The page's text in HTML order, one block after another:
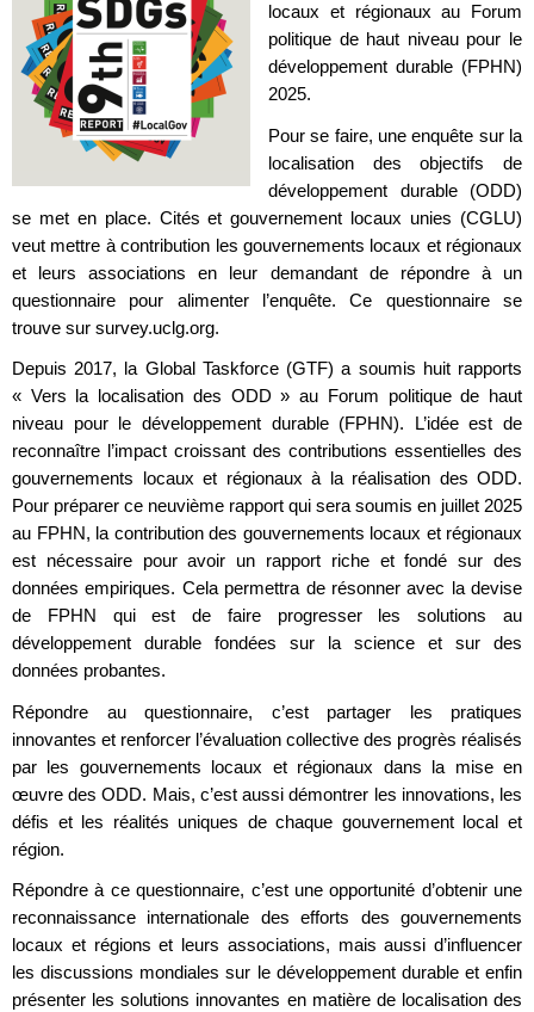
locaux et régionaux au Forum
politique de haut niveau pour le
développement durable (FPHN)
2025.
Pour se faire, une enquête sur la
localisation des objectifs de
développement durable (ODD)
se met en place. Cités et gouvernement locaux unies (CGLU)
veut mettre à contribution les gouvernements locaux et régionaux
et leurs associations en leur demandant de répondre à un
questionnaire pour alimenter l’enquête. Ce questionnaire se
trouve sur survey.uclg.org.
Depuis 2017, la Global Taskforce (GTF) a soumis huit rapports
« Vers la localisation des ODD » au Forum politique de haut
niveau pour le développement durable (FPHN). L’idée est de
reconnaître l’impact croissant des contributions essentielles des
gouvernements locaux et régionaux à la réalisation des ODD.
Pour préparer ce neuvième rapport qui sera soumis en juillet 2025
au FPHN, la contribution des gouvernements locaux et régionaux
est nécessaire pour avoir un rapport riche et fondé sur des
données empiriques. Cela permettra de résonner avec la devise
de FPHN qui est de faire progresser les solutions au
développement durable fondées sur la science et sur des
données probantes.
Répondre au questionnaire, c’est partager les pratiques
innovantes et renforcer l’évaluation collective des progrès réalisés
par les gouvernements locaux et régionaux dans la mise en
œuvre des ODD. Mais, c’est aussi démontrer les innovations, les
défis et les réalités uniques de chaque gouvernement local et
région.
Répondre à ce questionnaire, c’est une opportunité d’obtenir une
reconnaissance internationale des efforts des gouvernements
locaux et régions et leurs associations, mais aussi d’influencer
les discussions mondiales sur le développement durable et enfin
présenter les solutions innovantes en matière de localisation des